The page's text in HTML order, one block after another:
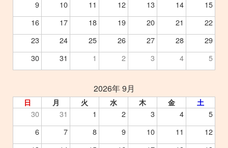
9 10 11 12 13 14
15
16
17 18 19 20 21
22
23
24 25 26 27 28
29
30
31 1 2 3 4 5
2026年 9月
日 月 火 水 木 金 土
30 31 1 2 3 4
5
6
7 8 9 10 11
12